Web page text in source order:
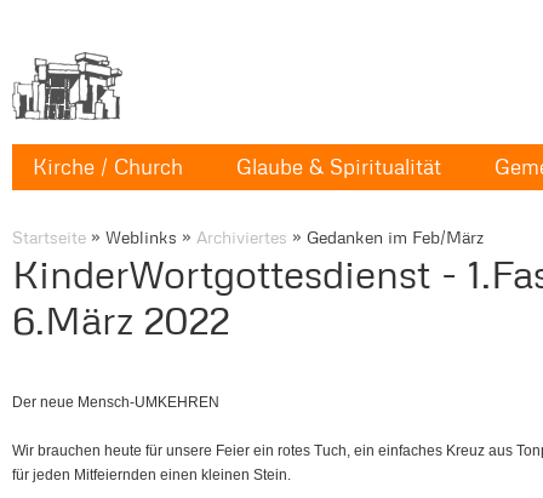
Kirche / Church Glaube & Spiritualität
Startseite » Weblinks » Archiviertes » Gedanken im Feb/März
KinderWortgottesdienst -
6.März 2022
Der neue Mensch-UMKEHREN
Wir brauchen heute für unsere Feier ein rotes Tuch, ein einfaches Kreuz aus
für jeden Mitfeiernden einen kleinen Stein.